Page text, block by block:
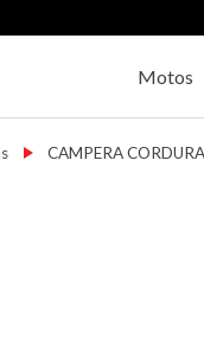
Motos
→ CAMPERA